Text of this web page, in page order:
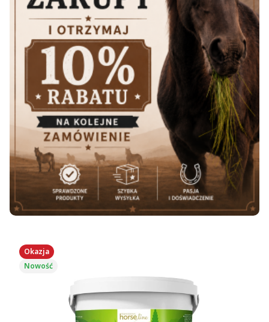
Okazja
Nowość